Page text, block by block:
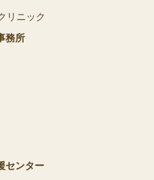
リニック
務所
センター